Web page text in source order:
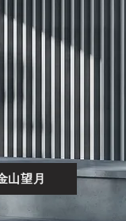
山望月